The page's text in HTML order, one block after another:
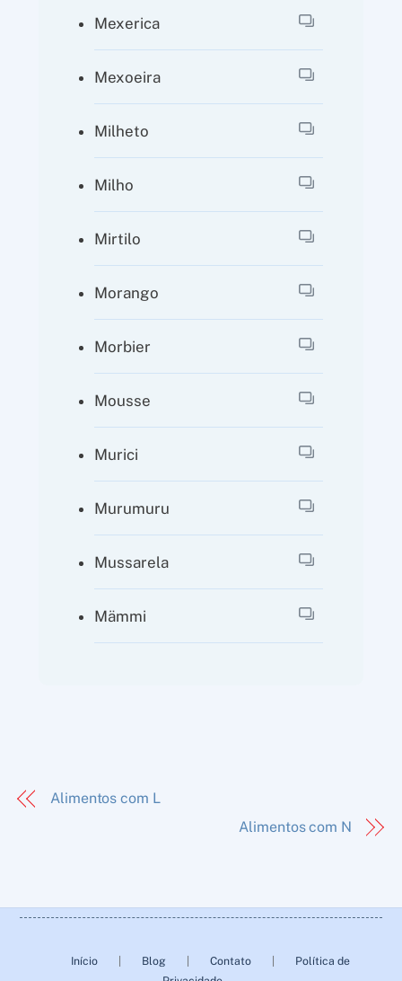
Mexerica
Mexoeira
Milheto
Milho
Mirtilo
Morango
Morbier
Mousse
Murici
Murumuru
Mussarela
Mämmi
Alimentos com L
Alimentos com N
Início | Blog | Contato |
Política de